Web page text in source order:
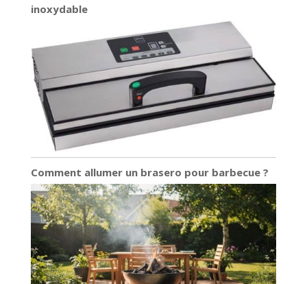
inoxydable
Comment allumer un brasero pour barbecue ?